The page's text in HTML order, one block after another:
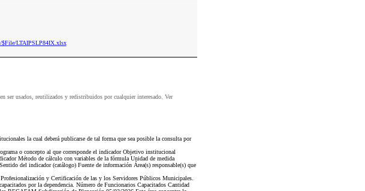
$File/LTAIPSLP84IX.xlsx
ser usados, reutilizados y redistribuidos por cualquier interesado. Ver
la cual deberá publicarse de tal forma que sea posible la consulta por
o concepto al que corresponde el indicador Objetivo institucional
Método de cálculo con variables de la fórmula Unidad de medida
del indicador (catálogo) Fuente de información Área(s) responsable(s) que
y Certificación de las y los Servidores Públicos Municipales.
por la dependencia. Número de Funcionarios Capacitados Cantidad